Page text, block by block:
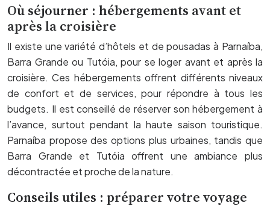
Où séjourner : hébergements avant et
après la croisière
Il existe une variété d’hôtels et de pousadas à Parnaíba,
Barra Grande ou Tutóia, pour se loger avant et après la
croisière. Ces hébergements offrent différents niveaux
de confort et de services, pour répondre à tous les
budgets. Il est conseillé de réserver son hébergement à
l’avance, surtout pendant la haute saison touristique.
Parnaíba propose des options plus urbaines, tandis que
Barra Grande et Tutóia offrent une ambiance plus
décontractée et proche de la nature.
Conseils utiles : préparer votre voyage